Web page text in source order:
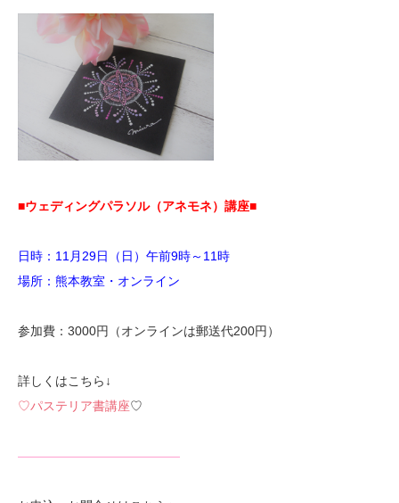
■ウェディングパラソル（アネモネ）講座■
日時：11月29日（日）午前9時～11時
場所：熊本教室・オンライン
参加費：3000円（オンラインは郵送代200円）
詳しくはこちら↓
♡パステリア書講座♡
—————————————